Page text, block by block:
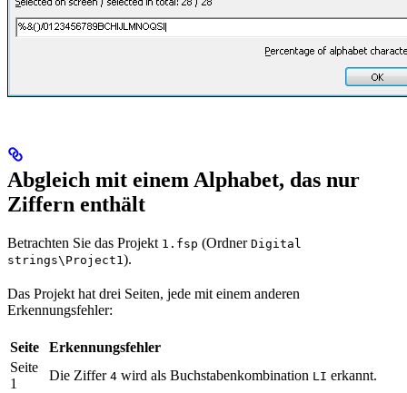
Abgleich mit einem Alphabet, das nur
Ziffern enthält
Betrachten Sie das Projekt 1.fsp (Ordner Digital
strings\Project1).
Das Projekt hat drei Seiten, jede mit einem anderen
Erkennungsfehler:
Seite
Erkennungsfehler
Seite
1
Die Ziffer 4 wird als Buchstabenkombination LI erkannt.